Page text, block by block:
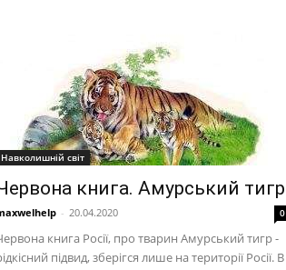
Навколишній світ
книга. Амурський тигр
- 20.04.2020 0
книга Росії, про тварин Амурський тигр -
підвид, зберігся лише на території Росії. В